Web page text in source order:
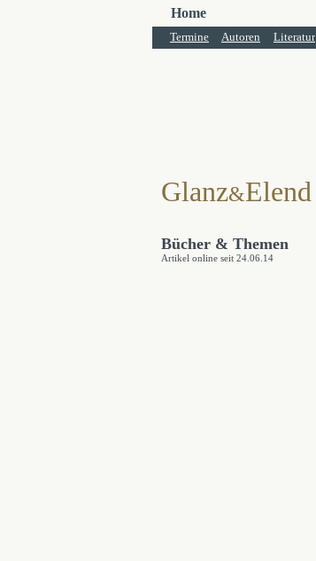
Home
Termine Autoren Literatur
Glanz&Elend
Bücher & Themen
Artikel online seit 24.06.14